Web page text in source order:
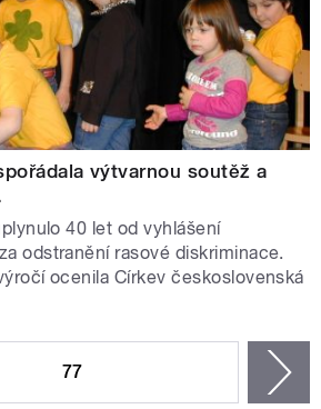
výtvarnou soutěž a
40 let od vyhlášení
odstranění rasové diskriminace.
ocenila Církev československá
77